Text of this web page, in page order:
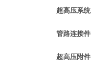
超高压系统
管路连接件
超高压附件